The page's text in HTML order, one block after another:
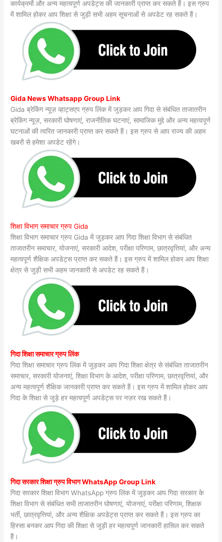
कार्यक्रमों और अन्य महत्वपूर्ण अपडेट्स की जानकारी प्राप्त कर सकते हैं। इस ग्रुप
में शामिल होकर आप शिक्षा से जुड़ी सभी अहम सूचनाओं से अपडेट रह सकते हैं।
Gida News Whatsapp Group Link
Gida ब्रेकिंग न्यूज़ व्हाट्सएप ग्रुप लिंक में जुड़कर आप गिदा से संबंधित ताजातरीन
ब्रेकिंग न्यूज़, सरकारी घोषणाएं, राजनीतिक घटनाएं, सामाजिक मुद्दे और अन्य महत्वपूर्ण
घटनाओं की त्वरित जानकारी प्राप्त कर सकते हैं। इस ग्रुप से आप राज्य की अहम
खबरों से हमेशा अपडेट रहेंगे।
शिक्षा विभाग समाचार ग्रुप Gida
शिक्षा विभाग समाचार ग्रुप Gida में जुड़कर आप गिदा शिक्षा विभाग से संबंधित
ताजातरीन समाचार, योजनाएं, सरकारी आदेश, परीक्षा परिणाम, छात्रवृत्तियां, और अन्य
महत्वपूर्ण शैक्षिक अपडेट्स प्राप्त कर सकते हैं। इस ग्रुप में शामिल होकर आप शिक्षा
क्षेत्र से जुड़ी सभी अहम जानकारी से अपडेट रह सकते हैं।
गिदा शिक्षा समाचार ग्रुप लिंक
गिदा शिक्षा समाचार ग्रुप लिंक में जुड़कर आप गिदा शिक्षा क्षेत्र से संबंधित ताजातरीन
समाचार, सरकारी योजनाएं, शिक्षा विभाग के आदेश, परीक्षा परिणाम, छात्रवृत्तियां, और
अन्य महत्वपूर्ण शैक्षिक जानकारी प्राप्त कर सकते हैं। इस ग्रुप में शामिल होकर आप
गिदा के शिक्षा से जुड़े हर महत्वपूर्ण अपडेट्स पर नज़र रख सकते हैं।
गिदा सरकार शिक्षा ग्रुप विभाग WhatsApp Group Link
गिदा सरकार शिक्षा विभाग WhatsApp ग्रुप लिंक में जुड़कर आप गिदा सरकार के
शिक्षा विभाग से संबंधित सभी ताजातरीन घोषणाएं, योजनाएं, परीक्षा परिणाम, शिक्षक
भर्ती, छात्रवृत्तियां, और अन्य शैक्षिक अपडेट्स प्राप्त कर सकते हैं। इस ग्रुप का
हिस्सा बनकर आप गिदा की शिक्षा से जुड़ी हर महत्वपूर्ण जानकारी हासिल कर सकते
हैं।